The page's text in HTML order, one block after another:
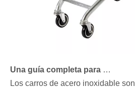
Una guía completa para elegir su carrito de acero inoxidable
Los carros de acero inoxidable son